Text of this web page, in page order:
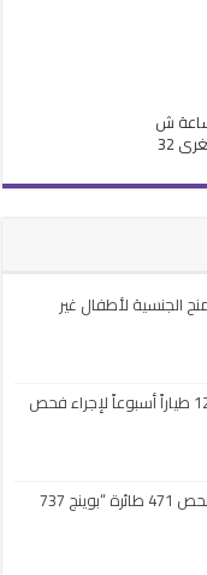
الجنسية لأطفال غير
“الخطوط الماليزية” تمهل 1260 طياراً أسبوعاً لإجراء فحص
إدارة الطيران الفيدرالية تلزم بفحص 471 طائرة “بوينج 737